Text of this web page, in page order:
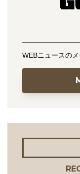
WEBニュースの